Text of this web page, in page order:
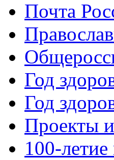
Почта
Год
Год
Проекты
100-